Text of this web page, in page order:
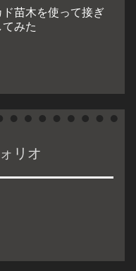
苗木を使って接ぎ
みた
リオ